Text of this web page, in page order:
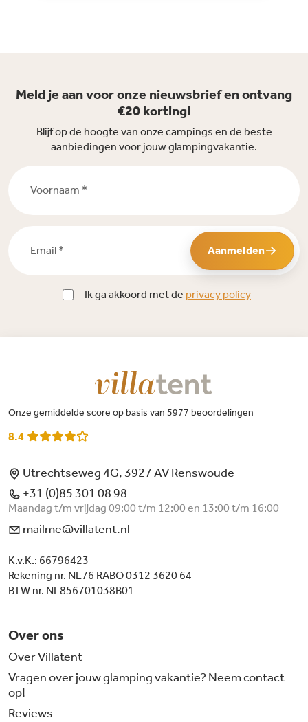
Meld je aan voor onze nieuwsbrief en ontvang
€20 korting!
Blijf op de hoogte van onze campings en de beste
aanbiedingen voor jouw glampingvakantie.
Aanmelden
Ik ga akkoord met de privacy policy
Onze gemiddelde score op basis van 5977 beoordelingen
8.4
Utrechtseweg 4G, 3927 AV Renswoude
+31 (0)85 301 08 98
Maandag t/m vrijdag 09:00 t/m 12:00 en 13:00 t/m 16:00
mailme@villatent.nl
K.v.K.: 66796423
Rekening nr. NL76 RABO 0312 3620 64
BTW nr. NL856701038B01
Over ons
Over Villatent
Vragen over jouw glamping vakantie? Neem contact
op!
Reviews